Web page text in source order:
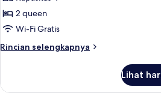
untuk
Room,
2
2 queen
Wi-Fi Gratis
Rincian selengkapnya
Rincian
Room,
Lihat